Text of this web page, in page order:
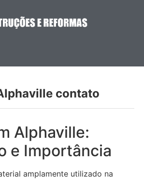
contato
Alphaville:
e Importância
amplamente utilizado na